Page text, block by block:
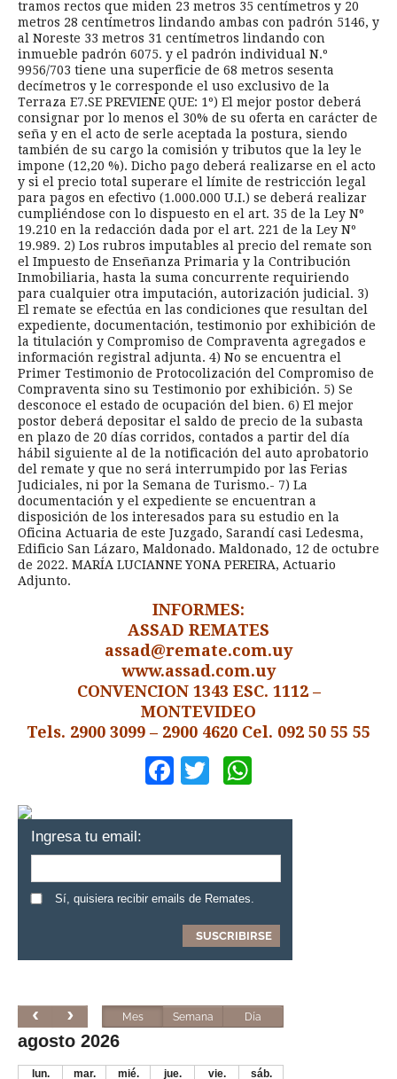
tramos rectos que miden 23 metros 35 centímetros y 20
metros 28 centímetros lindando ambas con padrón 5146, y
al Noreste 33 metros 31 centímetros lindando con
inmueble padrón 6075. y el padrón individual N.º
9956/703 tiene una superficie de 68 metros sesenta
decímetros y le corresponde el uso exclusivo de la
Terraza E7.SE PREVIENE QUE: 1º) El mejor postor deberá
consignar por lo menos el 30% de su oferta en carácter de
seña y en el acto de serle aceptada la postura, siendo
también de su cargo la comisión y tributos que la ley le
impone (12,20 %). Dicho pago deberá realizarse en el acto
y si el precio total superare el límite de restricción legal
para pagos en efectivo (1.000.000 U.I.) se deberá realizar
cumpliéndose con lo dispuesto en el art. 35 de la Ley Nº
19.210 en la redacción dada por el art. 221 de la Ley Nº
19.989. 2) Los rubros imputables al precio del remate son
el Impuesto de Enseñanza Primaria y la Contribución
Inmobiliaria, hasta la suma concurrente requiriendo
para cualquier otra imputación, autorización judicial. 3)
El remate se efectúa en las condiciones que resultan del
expediente, documentación, testimonio por exhibición de
la titulación y Compromiso de Compraventa agregados e
información registral adjunta. 4) No se encuentra el
Primer Testimonio de Protocolización del Compromiso de
Compraventa sino su Testimonio por exhibición. 5) Se
desconoce el estado de ocupación del bien. 6) El mejor
postor deberá depositar el saldo de precio de la subasta
en plazo de 20 días corridos, contados a partir del día
hábil siguiente al de la notificación del auto aprobatorio
del remate y que no será interrumpido por las Ferias
Judiciales, ni por la Semana de Turismo.- 7) La
documentación y el expediente se encuentran a
disposición de los interesados para su estudio en la
Oficina Actuaria de este Juzgado, Sarandí casi Ledesma,
Edificio San Lázaro, Maldonado. Maldonado, 12 de octubre
de 2022. MARÍA LUCIANNE YONA PEREIRA, Actuario
Adjunto.
INFORMES:
ASSAD REMATES
assad@remate.com.uy
www.assad.com.uy
CONVENCION 1343 ESC. 1112 –
MONTEVIDEO
Tels. 2900 3099 – 2900 4620 Cel. 092 50 55 55
Facebook
Twitter
Ingresa tu email:
Sí, quisiera recibir emails de Remates.
Mes Semana Día
agosto 2026
lun. mar. mié. jue. vie. sáb.